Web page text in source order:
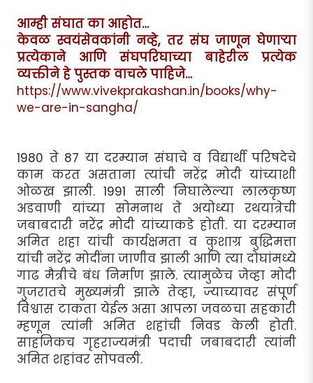
आम्ही संघात का आहोत…
केवळ स्वयंसेवकांनी नव्हे, तर संघ जाणून घेणाऱ्या
प्रत्येकाने आणि संघपरिघाच्या बाहेरील प्रत्येक
व्यक्तीने हे पुस्तक वाचले पाहिजे…
https://www.vivekprakashan.in/books/why-
we-are-in-sangha/
1980 ते 87 या दरम्यान संघाचे व विद्यार्थी परिषदेचे
काम करत असताना त्यांची नरेंद्र मोदी यांच्याशी
ओळख झाली. 1991 साली निघालेल्या लालकृष्ण
अडवाणी यांच्या सोमनाथ ते अयोध्या रथयात्रेची
जबाबदारी नरेंद्र मोदी यांच्याकडे होती. या दरम्यान
अमित शहा यांची कार्यक्षमता व कुशाग्र बुद्धिमत्ता
यांची नरेंद्र मोदींना जाणीव झाली आणि त्या दोघांमध्ये
गाढ मैत्रीचे बंध निर्माण झाले. त्यामुळेच जेव्हा मोदी
गुजरातचे मुख्यमंत्री झाले तेव्हा, ज्याच्यावर संपूर्ण
विश्वास टाकता येईल असा आपला जवळचा सहकारी
म्हणून त्यांनी अमित शहांची निवड केली होती.
साहजिकच गृहराज्यमंत्री पदाची जबाबदारी त्यांनी
अमित शहांवर सोपवली.